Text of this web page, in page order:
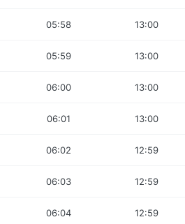
05:58 13:00
05:59 13:00
06:00 13:00
06:01 13:00
06:02 12:59
06:03 12:59
06:04 12:59